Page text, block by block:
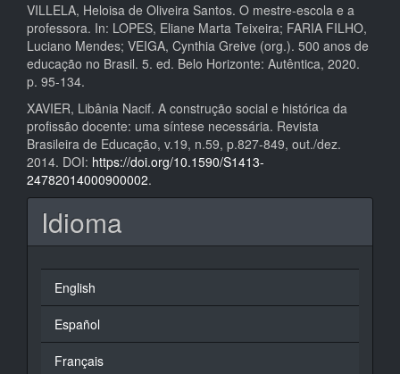
VILLELA, Heloisa de Oliveira Santos. O mestre-escola e a
professora. In: LOPES, Eliane Marta Teixeira; FARIA FILHO,
Luciano Mendes; VEIGA, Cynthia Greive (org.). 500 anos de
educação no Brasil. 5. ed. Belo Horizonte: Autêntica, 2020.
p. 95-134.
XAVIER, Libânia Nacif. A construção social e histórica da
profissão docente: uma síntese necessária. Revista
Brasileira de Educação, v.19, n.59, p.827-849, out./dez.
2014. DOI: https://doi.org/10.1590/S1413-
24782014000900002.
Idioma
English
Español
Français